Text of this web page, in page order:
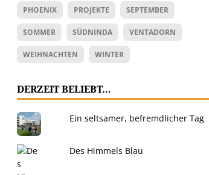
PHOENIX PROJEKTE SEPTEMBER
SOMMER SÜDNINDA VENTADORN
WEIHNACHTEN WINTER
DERZEIT BELIEBT…
Ein seltsamer, befremdlicher Tag
Des Himmels Blau